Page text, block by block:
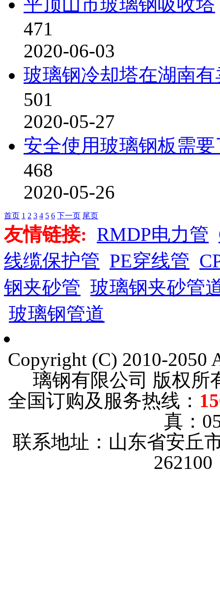
471
2020-06-03
玻璃钢冷却塔在湖南
501
2020-05-27
安全使用玻璃钢板需
468
2020-05-26
首页 1 2 3 4 5 6 下一页 尾页
友情链接: RMDP电力管
线缆保护管 PE穿线管
钢夹砂管 玻璃钢夹砂管
玻璃钢管道
Copyright (C) 2010-2050
璃钢有限公司 版权
全国订购及服务热线：
真：
联系地址：山东省安丘